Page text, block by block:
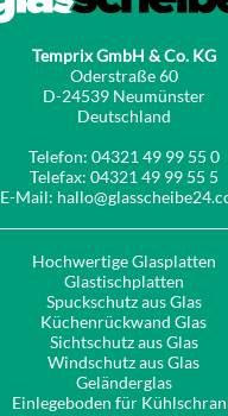
Temprix GmbH & Co. KG
Oderstraße 60
D-24539 Neumünster
Deutschland
Telefon: 04321 49 99 55 0
Telefax: 04321 49 99 55 5
E-Mail:
Hochwertige Glasplatten
Glastischplatten
Spuckschutz aus Glas
Küchenrückwand Glas
Sichtschutz aus Glas
Windschutz aus Glas
Geländerglas
Einlegeboden für